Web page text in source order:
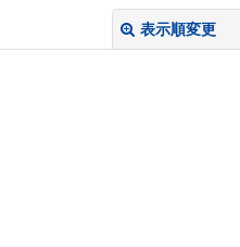
表示順変更